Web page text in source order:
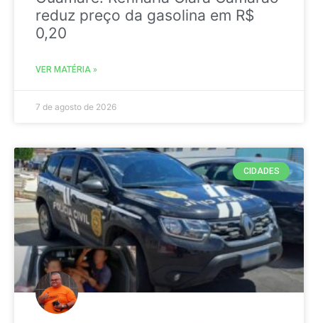
reduz preço da gasolina em R$
0,20
VER MATÉRIA »
7 de agosto de 2026
CIDADES